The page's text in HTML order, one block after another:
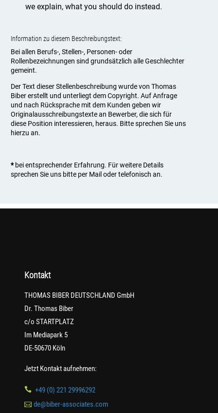
we explain, what you should do instead.
Information zu diesem Beschreibungstext:
Bei allen Berufs-, Stellen-, Personen- oder
Rollenbezeichnungen sind grundsätzlich alle Geschlechter
gemeint.
Der Text dieser Stellenbeschreibung wurde von Thomas
Biber erstellt und unterliegt dem Copyright. Auf Anfrage
und nach Rücksprache mit dem Kunden geben wir
Originalausschreibungstexte an Bewerber, die sich für
diese Position interessieren, heraus. Bitte sprechen Sie uns
hierzu an.
* bei entsprechender Erfahrung. Für weitere Details
sprechen Sie uns bitte per Mail oder telefonisch an.
Kontakt
THOMAS BIBER DEUTSCHLAND GmbH
Dr. Thomas Biber
c/o STARTPLATZ
Im Mediapark 5
DE-50670 Köln
Jetzt Kontakt aufnehmen:
 +49 (0) 221 29996292
 de@biber-associates.com